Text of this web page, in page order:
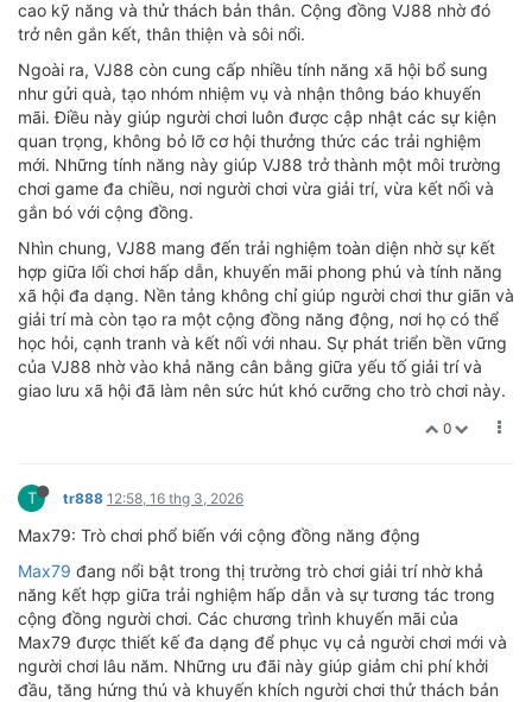
cao kỹ năng và thử thách bản thân. Cộng đồng VJ88 nhờ đó
trở nên gắn kết, thân thiện và sôi nổi.
Ngoài ra, VJ88 còn cung cấp nhiều tính năng xã hội bổ sung
như gửi quà, tạo nhóm nhiệm vụ và nhận thông báo khuyến
mãi. Điều này giúp người chơi luôn được cập nhật các sự kiện
quan trọng, không bỏ lỡ cơ hội thưởng thức các trải nghiệm
mới. Những tính năng này giúp VJ88 trở thành một môi trường
chơi game đa chiều, nơi người chơi vừa giải trí, vừa kết nối và
gắn bó với cộng đồng.
Nhìn chung, VJ88 mang đến trải nghiệm toàn diện nhờ sự kết
hợp giữa lối chơi hấp dẫn, khuyến mãi phong phú và tính năng
xã hội đa dạng. Nền tảng không chỉ giúp người chơi thư giãn và
giải trí mà còn tạo ra một cộng đồng năng động, nơi họ có thể
học hỏi, cạnh tranh và kết nối với nhau. Sự phát triển bền vững
của VJ88 nhờ vào khả năng cân bằng giữa yếu tố giải trí và
giao lưu xã hội đã làm nên sức hút khó cưỡng cho trò chơi này.
0
T tr888 12:58, 16 thg 3, 2026
Max79: Trò chơi phổ biến với cộng đồng năng động
Max79 đang nổi bật trong thị trường trò chơi giải trí nhờ khả
năng kết hợp giữa trải nghiệm hấp dẫn và sự tương tác trong
cộng đồng người chơi. Các chương trình khuyến mãi của
Max79 được thiết kế đa dạng để phục vụ cả người chơi mới và
người chơi lâu năm. Những ưu đãi này giúp giảm chi phí khởi
đầu, tăng hứng thú và khuyến khích người chơi thử thách bản